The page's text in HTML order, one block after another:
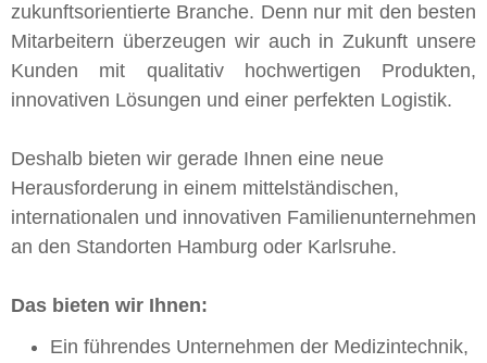
zukunftsorientierte Branche. Denn nur mit den besten
Mitarbeitern überzeugen wir auch in Zukunft unsere
Kunden mit qualitativ hochwertigen Produkten,
innovativen Lösungen und einer perfekten Logistik.
Deshalb bieten wir gerade Ihnen eine neue
Herausforderung in einem mittelständischen,
internationalen und innovativen Familienunternehmen
an den Standorten Hamburg oder Karlsruhe.
Das bieten wir Ihnen:
Ein führendes Unternehmen der Medizintechnik,